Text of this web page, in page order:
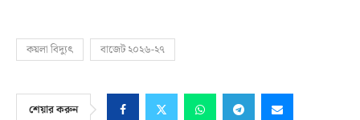
কয়লা বিদ্যুৎ বাজেট ২০২৬-২৭
শেয়ার করুন